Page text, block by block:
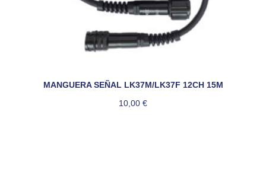
MANGUERA SEÑAL LK37M/LK37F 12CH 15M
10,00 €